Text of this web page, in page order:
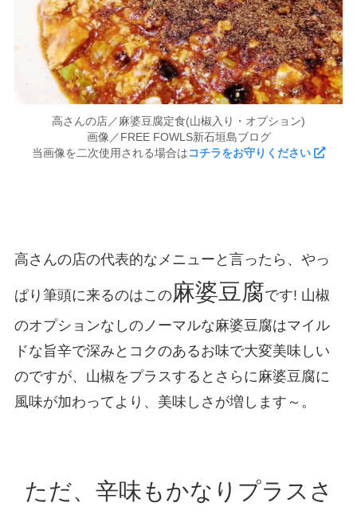
高さんの店／麻婆豆腐定食(山椒入り・オプション)
画像／FREE FOWLS新石垣島ブログ
当画像を二次使用される場合はコチラをお守りください
高さんの店の代表的なメニューと言ったら、やっ
ぱり筆頭に来るのはこの麻婆豆腐です! 山椒
のオプションなしのノーマルな麻婆豆腐はマイル
ドな旨辛で深みとコクのあるお味で大変美味しい
のですが、山椒をプラスするとさらに麻婆豆腐に
風味が加わってより、美味しさが増します～。
ただ、辛味もかなりプラスさ